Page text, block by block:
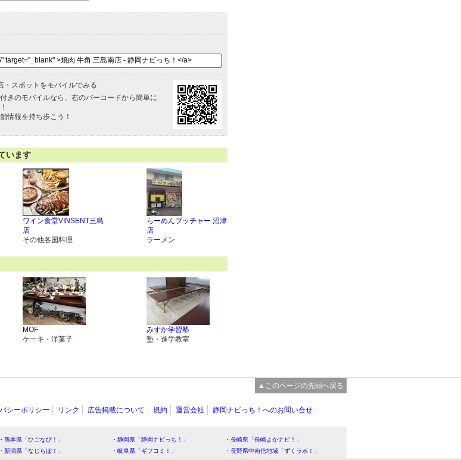
・スポットをモバイルでみる
きのモバイルなら、右のバーコードから簡単に
情報を持ち歩こう！
います
ワイン食堂VINSENT三島
店
その他各国料理
らーめんブッチャー 沼津
店
ラーメン
MOF
ケーキ・洋菓子
みずか学習塾
塾・進学教室
▲このページの先頭へ戻る
シーポリシー リンク 広告掲載について 規約 運営会社 静岡ナビっち！へのお問い合せ
・熊本県「ひごなび！」 ・静岡県「静岡ナビっち！」
・長崎県「長崎よかナビ！」
・新潟県「なじらぼ！」 ・岐阜県「ギフコミ！」
・長野県中南信地域「ずくラボ！」